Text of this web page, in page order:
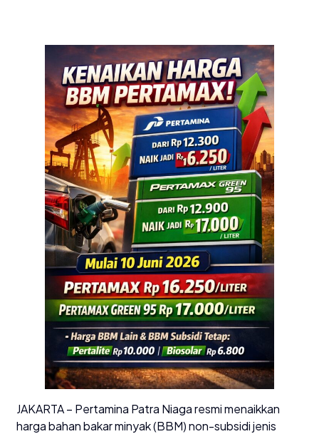
JAKARTA – Pertamina Patra Niaga resmi menaikkan
harga bahan bakar minyak (BBM) non-subsidi jenis